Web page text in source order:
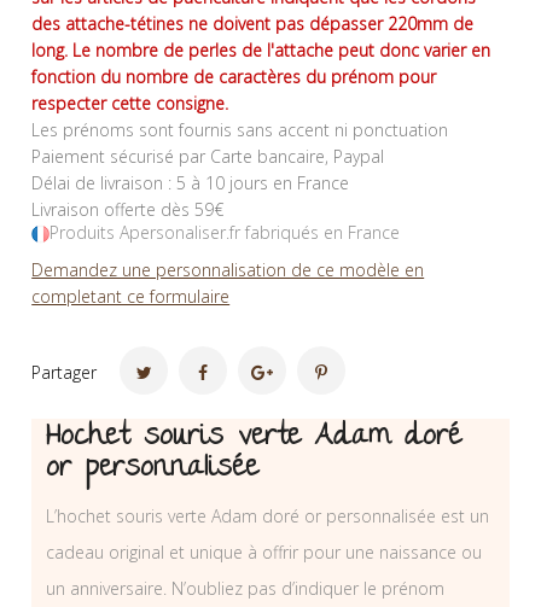
des attache-tétines ne doivent pas dépasser 220mm de
long. Le nombre de perles de l'attache peut donc varier en
fonction du nombre de caractères du prénom pour
respecter cette consigne.
Les prénoms sont fournis sans accent ni ponctuation
Paiement sécurisé par Carte bancaire, Paypal
Délai de livraison : 5 à 10 jours en France
Livraison offerte dès 59€
Produits Apersonaliser.fr fabriqués en France
Demandez une personnalisation de ce modèle en
completant ce formulaire
Partager
Hochet souris verte Adam doré
or personnalisée
L’hochet souris verte Adam doré or personnalisée est un
cadeau original et unique à offrir pour une naissance ou
un anniversaire. N’oubliez pas d’indiquer le prénom